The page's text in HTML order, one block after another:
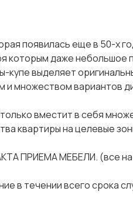
появилась еще в 50-х
которым даже небольшое
выделяет
множеством вариантов
вместит в себя
квартиры на целевые
ПРИЕМА МЕБЕЛИ. (все
в течении всего срока